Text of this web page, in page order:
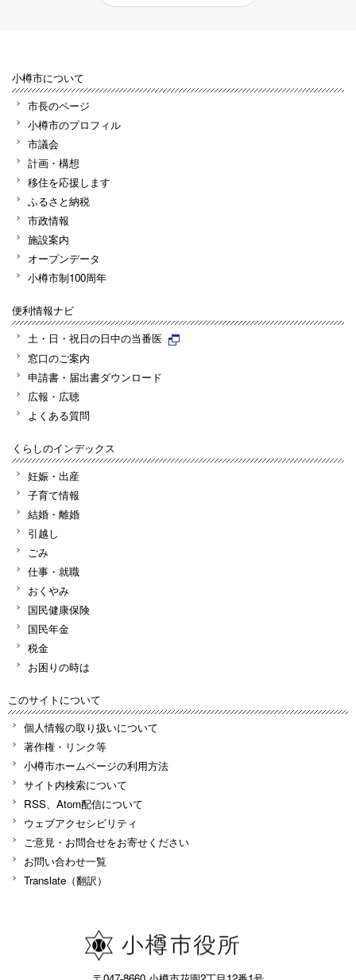
小樽市について
市長のページ
小樽市のプロフィル
市議会
計画・構想
移住を応援します
ふるさと納税
市政情報
施設案内
オープンデータ
小樽市制100周年
便利情報ナビ
土・日・祝日の日中の当番医
窓口のご案内
申請書・届出書ダウンロード
広報・広聴
よくある質問
くらしのインデックス
妊娠・出産
子育て情報
結婚・離婚
引越し
ごみ
仕事・就職
おくやみ
国民健康保険
国民年金
税金
お困りの時は
このサイトについて
個人情報の取り扱いについて
著作権・リンク等
小樽市ホームページの利用方法
サイト内検索について
RSS、Atom配信について
ウェブアクセシビリティ
ご意見・お問合せをお寄せください
お問い合わせ一覧
Translate（翻訳）